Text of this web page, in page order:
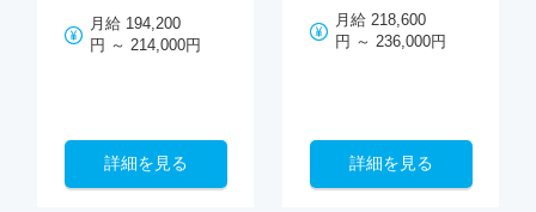
月給 194,200
円 ～ 214,000円
詳細を見る
月給 218,600
円 ～ 236,000円
詳細を見る